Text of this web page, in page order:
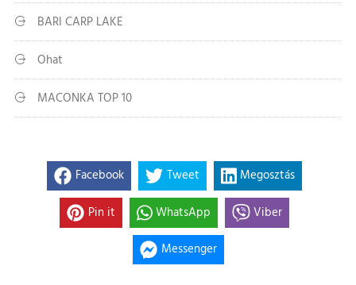
BARI CARP LAKE
Ohat
MACONKA TOP 10
Facebook Tweet
Megosztás
Pin it
WhatsApp
Viber
Messenger